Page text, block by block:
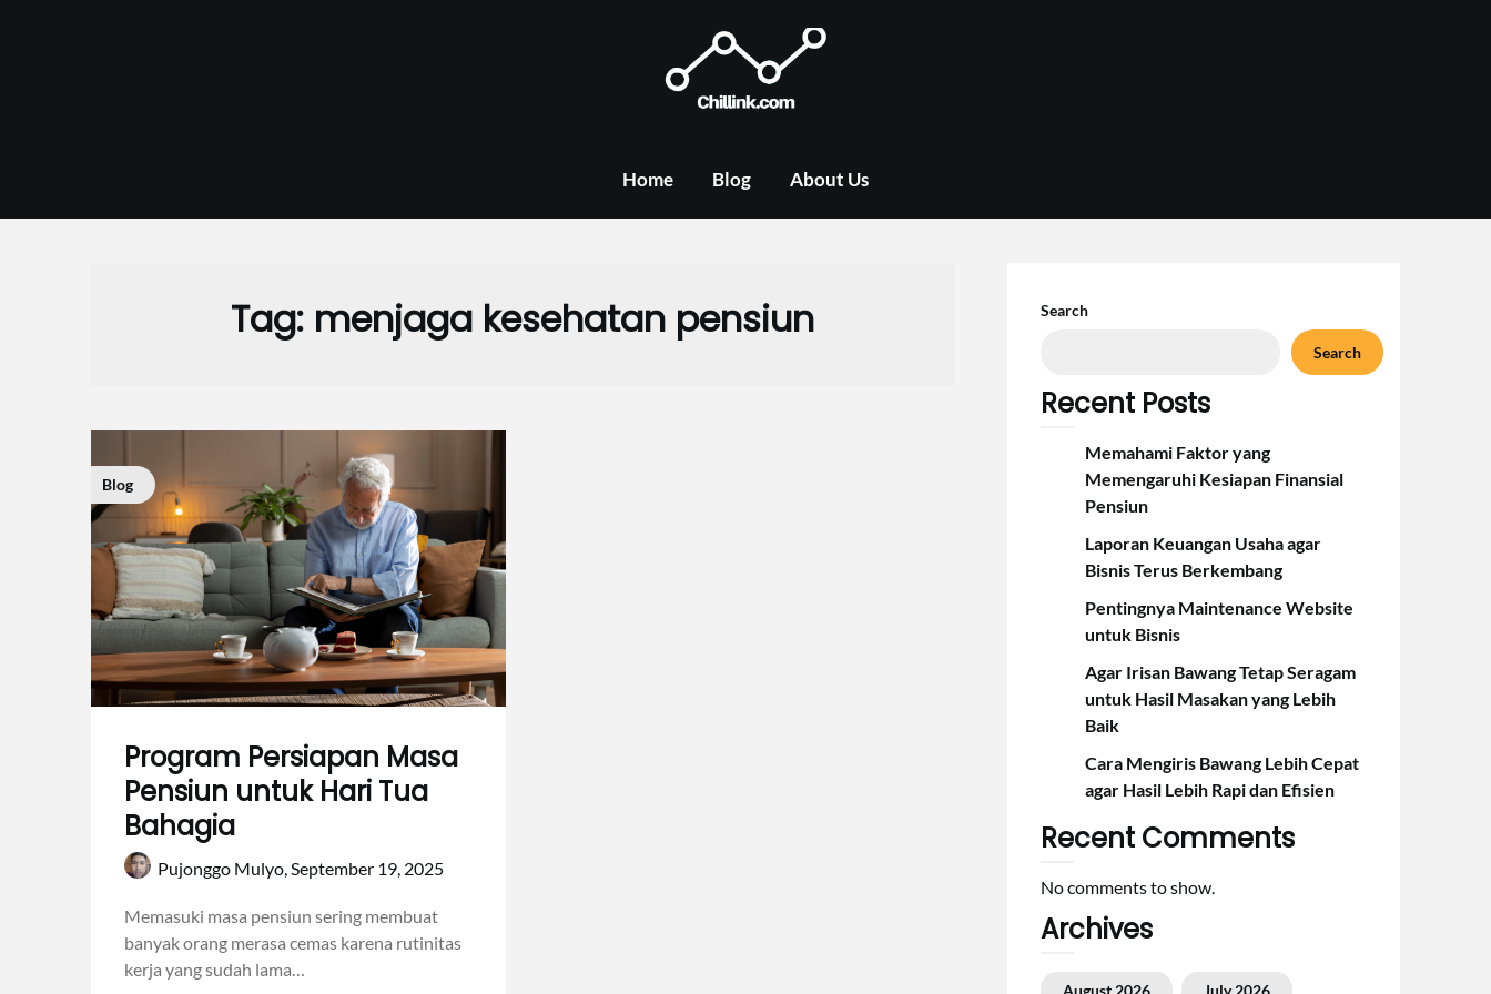
Home Blog About Us
Tag: menjaga kesehatan pensiun
Blog
Program Persiapan Masa
Pensiun untuk Hari Tua
Bahagia
Pujonggo Mulyo, September 19, 2025
Memasuki masa pensiun sering membuat
banyak orang merasa cemas karena rutinitas
kerja yang sudah lama…
Search
Search
Recent Posts
Memahami Faktor yang
Memengaruhi Kesiapan Finansial
Pensiun
Laporan Keuangan Usaha agar
Bisnis Terus Berkembang
Pentingnya Maintenance Website
untuk Bisnis
Agar Irisan Bawang Tetap Seragam
untuk Hasil Masakan yang Lebih
Baik
Cara Mengiris Bawang Lebih Cepat
agar Hasil Lebih Rapi dan Efisien
Recent Comments
No comments to show.
Archives
August 2026 July 2026